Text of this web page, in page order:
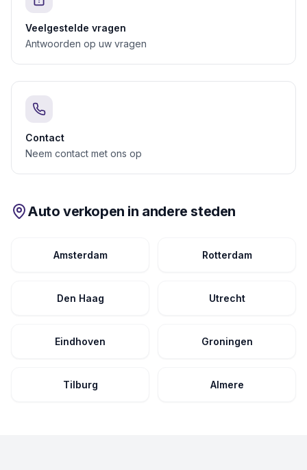
Veelgestelde vragen
Antwoorden op uw vragen
Contact
Neem contact met ons op
Auto verkopen in andere steden
Amsterdam Rotterdam
Den Haag Utrecht
Eindhoven Groningen
Tilburg Almere